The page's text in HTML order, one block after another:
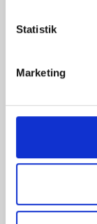
Statistik
Marketing
den
Lyt til